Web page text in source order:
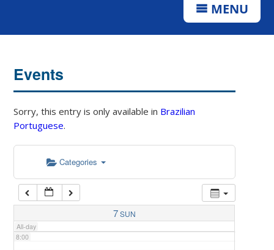
MENU
Events
Sorry, this entry is only available in Brazilian
Portuguese.
Categories
7SUN
All-day
4:00
5:00
7:00
8:00